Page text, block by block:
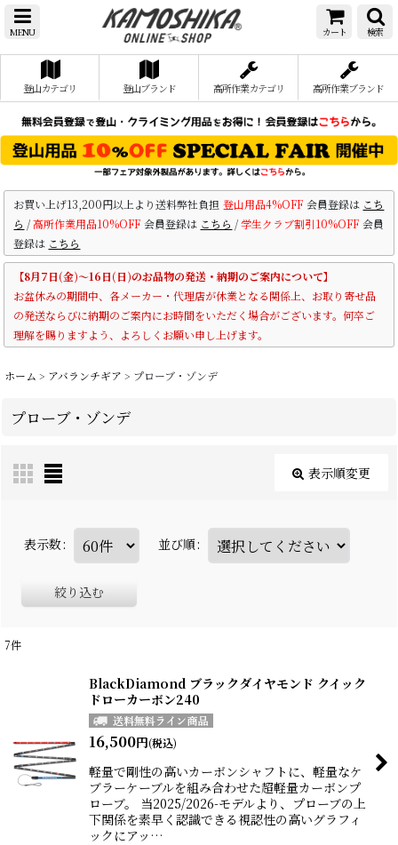
MENU カート 検索
登山カテゴリ 登山ブランド 高所作業カテゴリ 高所作業ブランド
お買い上げ13,200円以上より送料弊社負担 登山用品4%OFF 会員登録は こち
ら /高所作業用品10%OFF 会員登録は こちら /学生クラブ割引10%OFF 会員
登録は こちら
【8月7日(金)～16日(日)のお品物の発送・納期のご案内について】
お盆休みの期間中、各メーカー・代理店が休業となる関係上、お取り寄せ品
の発送ならびに納期のご案内にお時間をいただく場合がございます。何卒ご
理解を賜りますよう、よろしくお願い申し上げます。
ホーム > アバランチギア > プローブ・ゾンデ
プローブ・ゾンデ
表示順変更
表示数: 並び順:
絞り込む
7件
BlackDiamond ブラックダイヤモンド クイック
ドローカーボン240
16,500円(税込)
軽量で剛性の高いカーボンシャフトに、軽量なケ
ブラーケーブルを組み合わせた超軽量カーボンプ
ローブ。 当2025/2026-モデルより、プローブの上
下関係を素早く認識できる視認性の高いグラフィ
ックにアッ…